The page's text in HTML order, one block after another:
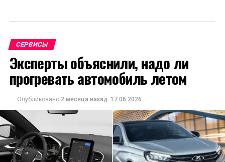
СЕРВИСЫ
Эксперты объяснили, надо ли
прогревать автомобиль летом
Опубликовано 2 месяца назад 17.06.2026